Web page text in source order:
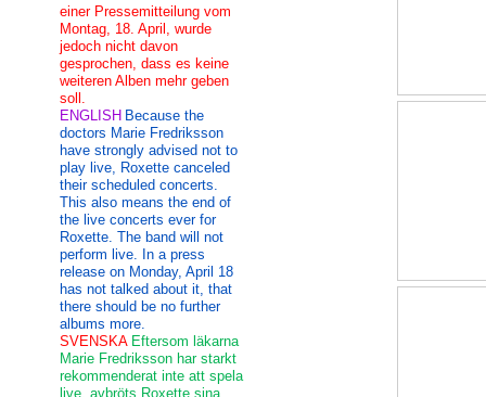
einer Pressemitteilung vom
Montag, 18. April, wurde
jedoch nicht davon
gesprochen, dass es keine
weiteren Alben mehr geben
soll.
ENGLISH Because the
doctors Marie Fredriksson
have strongly advised not to
play live, Roxette canceled
their scheduled concerts.
This also means the end of
the live concerts ever for
Roxette. The band will not
perform live. In a press
release on Monday, April 18
has not talked about it, that
there should be no further
albums more.
SVENSKA Eftersom läkarna
Marie Fredriksson har starkt
rekommenderat inte att spela
live, avbröts Roxette sina